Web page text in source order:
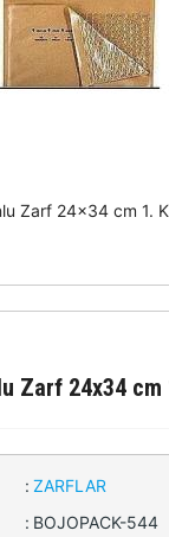
Zarf 24x34 cm 1.
Zarf 24x34
: ZARFLAR
: BOJOPACK-544